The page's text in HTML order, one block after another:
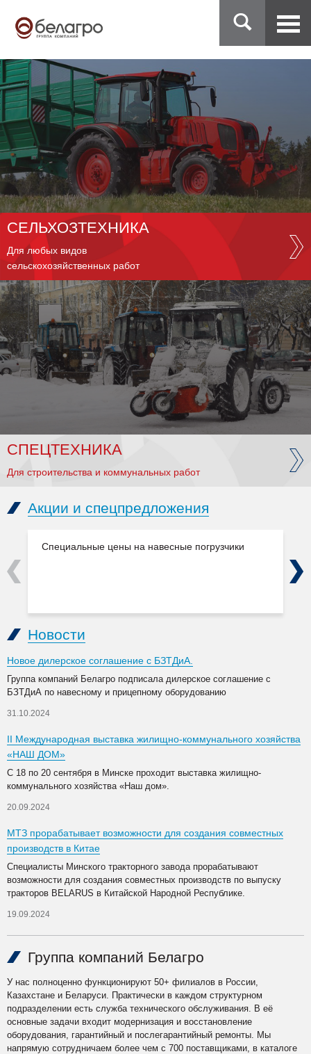
СЕЛЬХОЗТЕХНИКА
Для любых видов
сельскохозяйственных работ
СПЕЦТЕХНИКА
Для строительства и коммунальных работ
Акции и спецпредложения
Специальные цены на навесные погрузчики
Previous Next
Новости
Новое дилерское соглашение с БЗТДиА.
Группа компаний Белагро подписала дилерское соглашение с
БЗТДиА по навесному и прицепному оборудованию
31.10.2024
II Международная выставка жилищно-коммунального хозяйства
«НАШ ДОМ»
С 18 по 20 сентября в Минске проходит выставка жилищно-
коммунального хозяйства «Наш дом».
20.09.2024
МТЗ прорабатывает возможности для создания совместных
производств в Китае
Специалисты Минского тракторного завода прорабатывают
возможности для создания совместных производств по выпуску
тракторов BELARUS в Китайской Народной Республике.
19.09.2024
Группа компаний Белагро
У нас полноценно функционируют 50+ филиалов в России,
Казахстане и Беларуси. Практически в каждом структурном
подразделении есть служба технического обслуживания. В её
основные задачи входит модернизация и восстановление
оборудования, гарантийный и послегарантийный ремонты. Мы
напрямую сотрудничаем более чем с 700 поставщиками, в каталоге